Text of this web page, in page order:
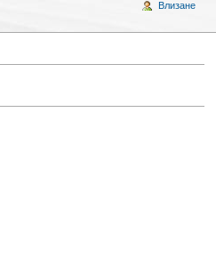
Влизане